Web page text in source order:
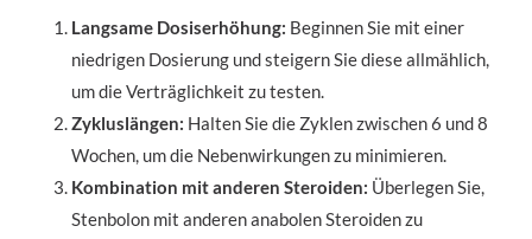
Langsame Dosiserhöhung: Beginnen Sie mit einer
niedrigen Dosierung und steigern Sie diese allmählich,
um die Verträglichkeit zu testen.
Zykluslängen: Halten Sie die Zyklen zwischen 6 und 8
Wochen, um die Nebenwirkungen zu minimieren.
Kombination mit anderen Steroiden: Überlegen Sie,
Stenbolon mit anderen anabolen Steroiden zu